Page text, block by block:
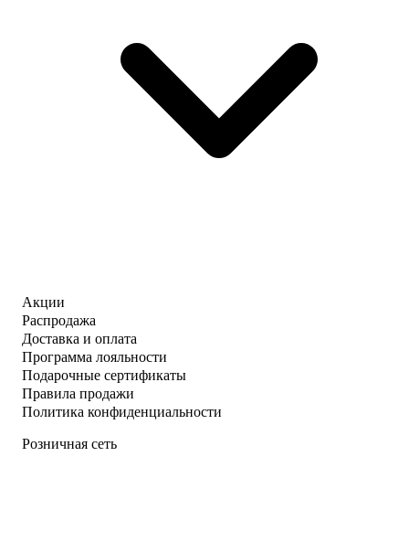
Акции
Распродажа
Доставка и оплата
Программа лояльности
Подарочные сертификаты
Правила продажи
Политика конфиденциальности
Розничная сеть